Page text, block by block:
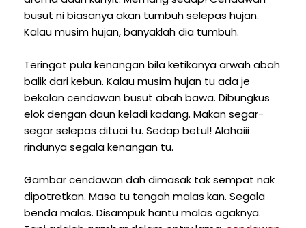
busut ni biasanya akan tumbuh selepas hujan.
Kalau musim hujan, banyaklah dia tumbuh.
Teringat pula kenangan bila ketikanya arwah abah
balik dari kebun. Kalau musim hujan tu ada je
bekalan cendawan busut abah bawa. Dibungkus
elok dengan daun keladi kadang. Makan segar-
segar selepas dituai tu. Sedap betul! Alahaiii
rindunya segala kenangan tu.
Gambar cendawan dah dimasak tak sempat nak
dipotretkan. Masa tu tengah malas kan. Segala
benda malas. Disampuk hantu malas agaknya.